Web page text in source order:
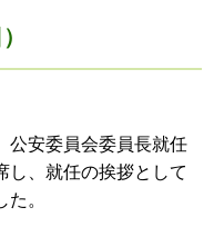
公安委員会委員長就任
し、就任の挨拶として
。